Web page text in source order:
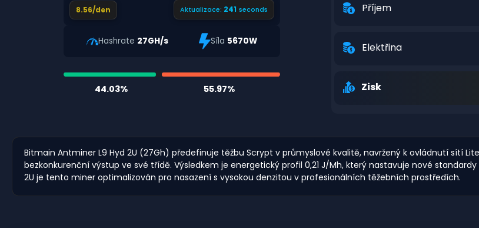
8.56/den Aktualizace:240 seconds
Hashrate 27GH/s Síla 5670W
44.03% 55.97%
Příjem
Elektřina
Zisk
Bitmain Antminer L9 Hyd 2U (27Gh) předefinuje těžbu Scrypt v průmyslové kvalitě, navržený k ovládnutí sítí
bezkonkurenční výstup ve své třídě. Výsledkem je energetický profil 0,21 J/Mh, který nastavuje nové
2U je tento miner optimalizován pro nasazení s vysokou denzitou v profesionálních těžebních prostředích.